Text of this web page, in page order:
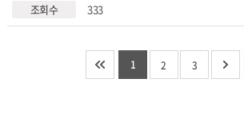
333
1 2 3